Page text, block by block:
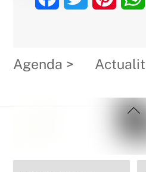
e
k
t
s
Agenda >
Top